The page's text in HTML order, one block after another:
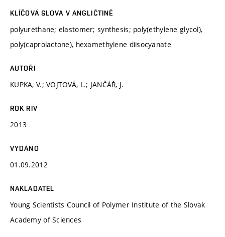
KLÍČOVÁ SLOVA V ANGLIČTINĚ
polyurethane; elastomer; synthesis; poly(ethylene glycol),
poly(caprolactone), hexamethylene diisocyanate
AUTOŘI
KUPKA, V.; VOJTOVÁ, L.; JANČÁŘ, J.
ROK RIV
2013
VYDÁNO
01.09.2012
NAKLADATEL
Young Scientists Council of Polymer Institute of the Slovak
Academy of Sciences